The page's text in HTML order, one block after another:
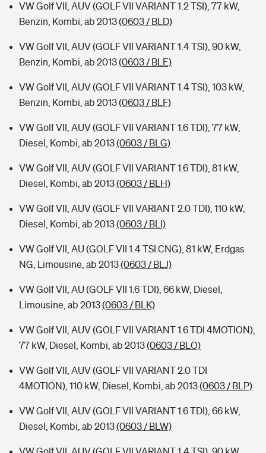
VW Golf VII, AUV (GOLF VII VARIANT 1.2 TSI), 77 kW,
Benzin, Kombi, ab 2013(0603 / BLD)
VW Golf VII, AUV (GOLF VII VARIANT 1.4 TSI), 90 kW,
Benzin, Kombi, ab 2013(0603 / BLE)
VW Golf VII, AUV (GOLF VII VARIANT 1.4 TSI), 103 kW,
Benzin, Kombi, ab 2013(0603 / BLF)
VW Golf VII, AUV (GOLF VII VARIANT 1.6 TDI), 77 kW,
Diesel, Kombi, ab 2013(0603 / BLG)
VW Golf VII, AUV (GOLF VII VARIANT 1.6 TDI), 81 kW,
Diesel, Kombi, ab 2013(0603 / BLH)
VW Golf VII, AUV (GOLF VII VARIANT 2.0 TDI), 110 kW,
Diesel, Kombi, ab 2013(0603 / BLI)
VW Golf VII, AU (GOLF VII 1.4 TSI CNG), 81 kW, Erdgas
NG, Limousine, ab 2013(0603 / BLJ)
VW Golf VII, AU (GOLF VII 1.6 TDI), 66 kW, Diesel,
Limousine, ab 2013(0603 / BLK)
VW Golf VII, AUV (GOLF VII VARIANT 1.6 TDI 4MOTION),
77 kW, Diesel, Kombi, ab 2013(0603 / BLO)
VW Golf VII, AUV (GOLF VII VARIANT 2.0 TDI
4MOTION), 110 kW, Diesel, Kombi, ab 2013(0603 / BLP)
VW Golf VII, AUV (GOLF VII VARIANT 1.6 TDI), 66 kW,
Diesel, Kombi, ab 2013(0603 / BLW)